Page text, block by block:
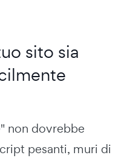
sito sia
non dovrebbe
pesanti, muri di